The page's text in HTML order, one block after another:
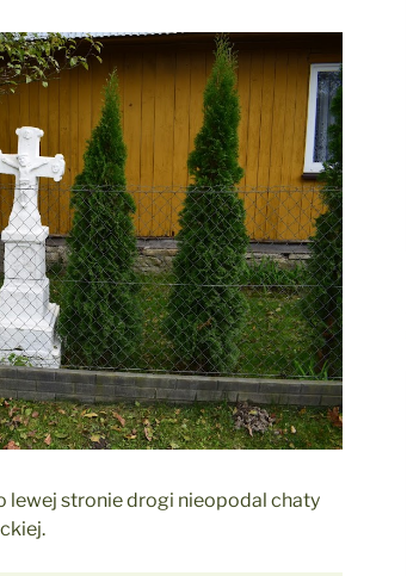
lewej stronie drogi nieopodal chaty